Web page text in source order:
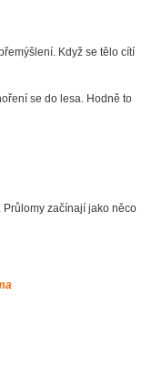
Když se tělo cítí
se do lesa. Hodně to
Průlomy začínají jako něco